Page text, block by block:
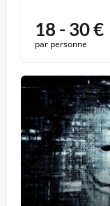
18 - 30€
par personne